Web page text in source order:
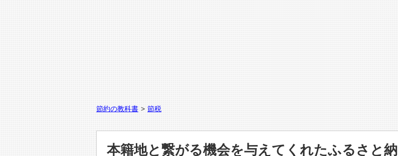
節約の教科書 > 節税
本籍地と繋がる機会を与えてくれたふるさと納